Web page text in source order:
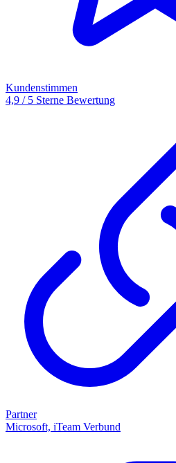
Kundenstimmen
4,9 / 5 Sterne Bewertung
Partner
Microsoft, iTeam Verbund